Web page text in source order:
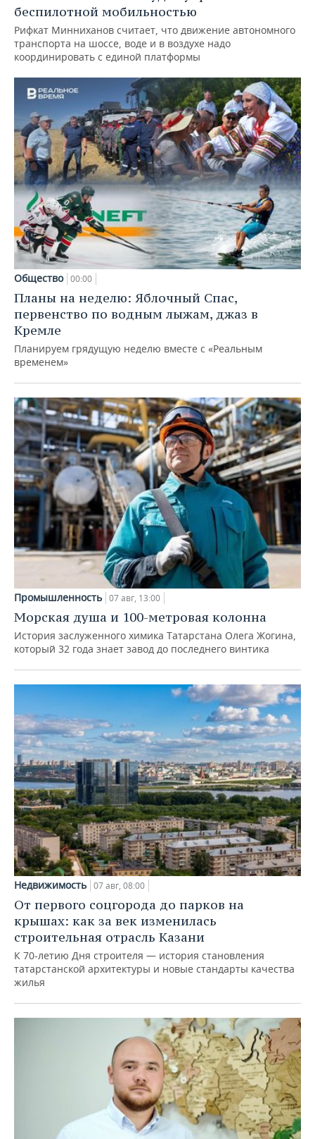
беспилотной мобильностью
Рифкат Минниханов считает, что движение автономного
транспорта на шоссе, воде и в воздухе надо
координировать с единой платформы
Общество 00:00
Планы на неделю: Яблочный Спас,
первенство по водным лыжам, джаз в
Кремле
Планируем грядущую неделю вместе с «Реальным
временем»
Промышленность 07 авг, 13:00
Морская душа и 100-метровая колонна
История заслуженного химика Татарстана Олега Жогина,
который 32 года знает завод до последнего винтика
Недвижимость 07 авг, 08:00
От первого соцгорода до парков на
крышах: как за век изменилась
строительная отрасль Казани
К 70-летию Дня строителя — история становления
татарстанской архитектуры и новые стандарты качества
жилья